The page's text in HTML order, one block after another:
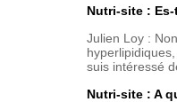
Nutri-site :
Julien Loy :
suis intéressé
Nutri-site : A